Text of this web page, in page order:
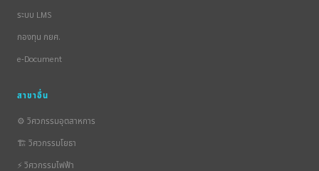
ระบบ LMS
กองทุน กยศ.
e-Document
สาขาอื่น
⚙️ วิศวกรรมอุตสาหการ
🏗️ วิศวกรรมโยธา
⚡ วิศวกรรมไฟฟ้า